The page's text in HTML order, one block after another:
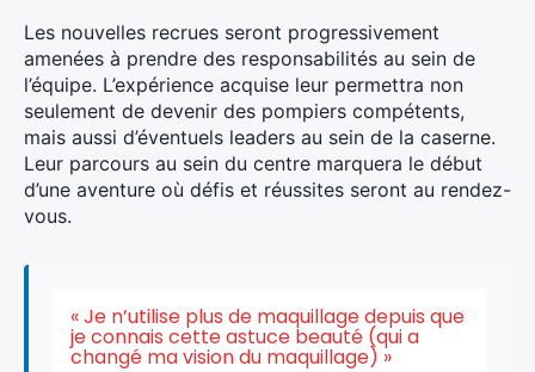
Les nouvelles recrues seront progressivement
amenées à prendre des responsabilités au sein de
l’équipe. L’expérience acquise leur permettra non
seulement de devenir des pompiers compétents,
mais aussi d’éventuels leaders au sein de la caserne.
Leur parcours au sein du centre marquera le début
d’une aventure où défis et réussites seront au rendez-
vous.
« Je n’utilise plus de maquillage depuis que
je connais cette astuce beauté (qui a
changé ma vision du maquillage) »